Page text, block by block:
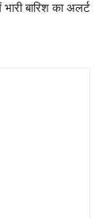
भारी बारिश का अलर्ट